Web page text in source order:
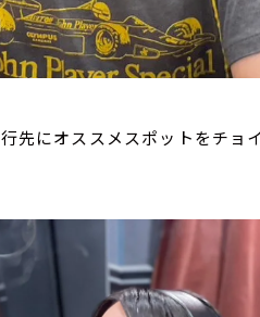
先にオススメスポットをチョイ